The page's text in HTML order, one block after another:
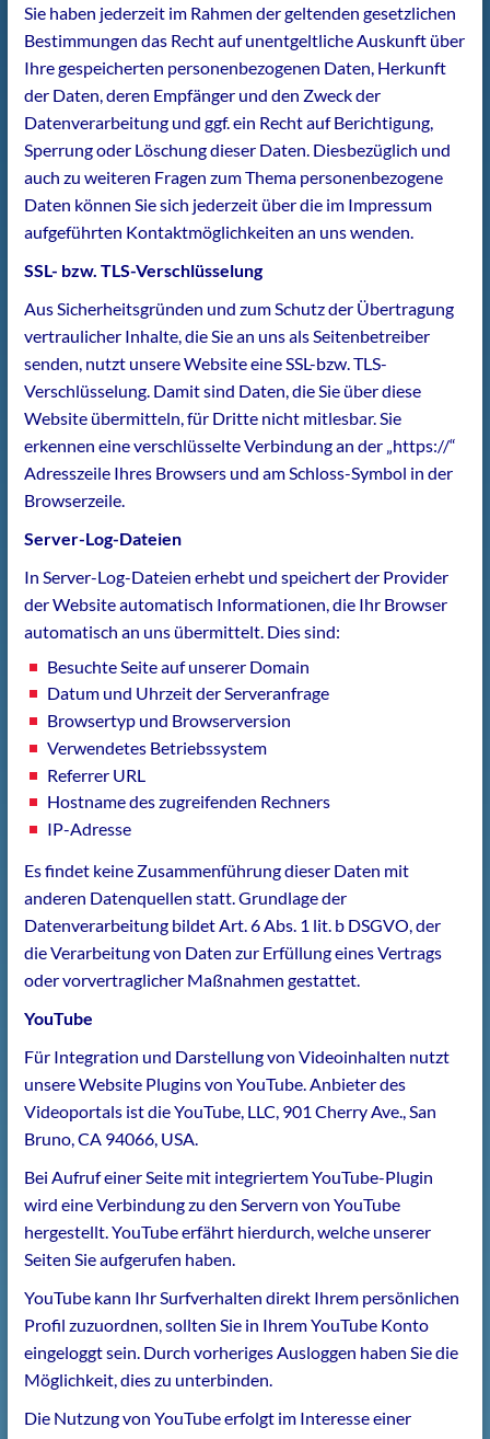
Sie haben jederzeit im Rahmen der geltenden gesetzlichen
Bestimmungen das Recht auf unentgeltliche Auskunft über
Ihre gespeicherten personenbezogenen Daten, Herkunft
der Daten, deren Empfänger und den Zweck der
Datenverarbeitung und ggf. ein Recht auf Berichtigung,
Sperrung oder Löschung dieser Daten. Diesbezüglich und
auch zu weiteren Fragen zum Thema personenbezogene
Daten können Sie sich jederzeit über die im Impressum
aufgeführten Kontaktmöglichkeiten an uns wenden.
SSL- bzw. TLS-Verschlüsselung
Aus Sicherheitsgründen und zum Schutz der Übertragung
vertraulicher Inhalte, die Sie an uns als Seitenbetreiber
senden, nutzt unsere Website eine SSL-bzw. TLS-
Verschlüsselung. Damit sind Daten, die Sie über diese
Website übermitteln, für Dritte nicht mitlesbar. Sie
erkennen eine verschlüsselte Verbindung an der „https://“
Adresszeile Ihres Browsers und am Schloss-Symbol in der
Browserzeile.
Server-Log-Dateien
In Server-Log-Dateien erhebt und speichert der Provider
der Website automatisch Informationen, die Ihr Browser
automatisch an uns übermittelt. Dies sind:
Besuchte Seite auf unserer Domain
Datum und Uhrzeit der Serveranfrage
Browsertyp und Browserversion
Verwendetes Betriebssystem
Referrer URL
Hostname des zugreifenden Rechners
IP-Adresse
Es findet keine Zusammenführung dieser Daten mit
anderen Datenquellen statt. Grundlage der
Datenverarbeitung bildet Art. 6 Abs. 1 lit. b DSGVO, der
die Verarbeitung von Daten zur Erfüllung eines Vertrags
oder vorvertraglicher Maßnahmen gestattet.
YouTube
Für Integration und Darstellung von Videoinhalten nutzt
unsere Website Plugins von YouTube. Anbieter des
Videoportals ist die YouTube, LLC, 901 Cherry Ave., San
Bruno, CA 94066, USA.
Bei Aufruf einer Seite mit integriertem YouTube-Plugin
wird eine Verbindung zu den Servern von YouTube
hergestellt. YouTube erfährt hierdurch, welche unserer
Seiten Sie aufgerufen haben.
YouTube kann Ihr Surfverhalten direkt Ihrem persönlichen
Profil zuzuordnen, sollten Sie in Ihrem YouTube Konto
eingeloggt sein. Durch vorheriges Ausloggen haben Sie die
Möglichkeit, dies zu unterbinden.
Die Nutzung von YouTube erfolgt im Interesse einer